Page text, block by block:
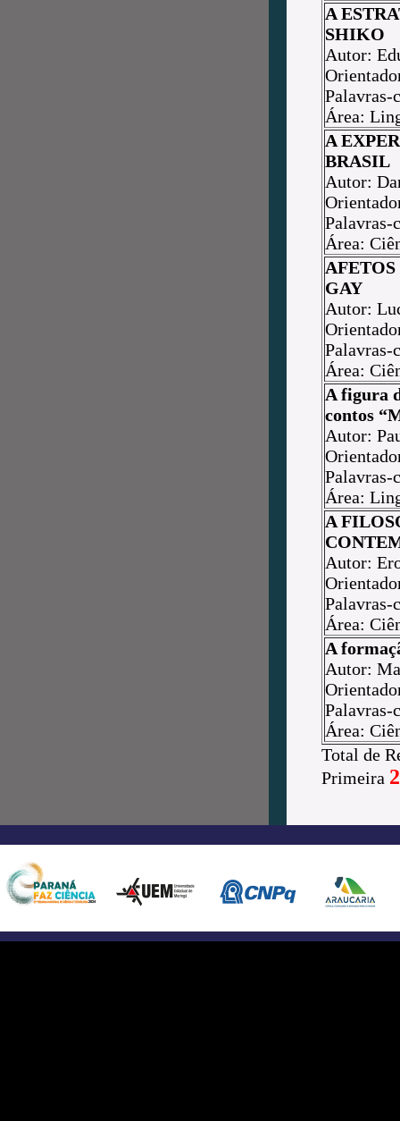
A
SHIKO
Autor:
Palavras-
Área:
A
BRASIL
Autor:
Palavras-
Área:
GAY
Autor:
Palavras-
Área:
A figura
contos
Autor:
Palavras-
Área:
A
Autor:
Palavras-
Área:
A
Autor:
Palavras-
Área:
Total de
Primeira 2